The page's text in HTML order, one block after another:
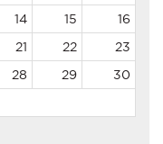
14 15
16
21 22
23
28 29
30